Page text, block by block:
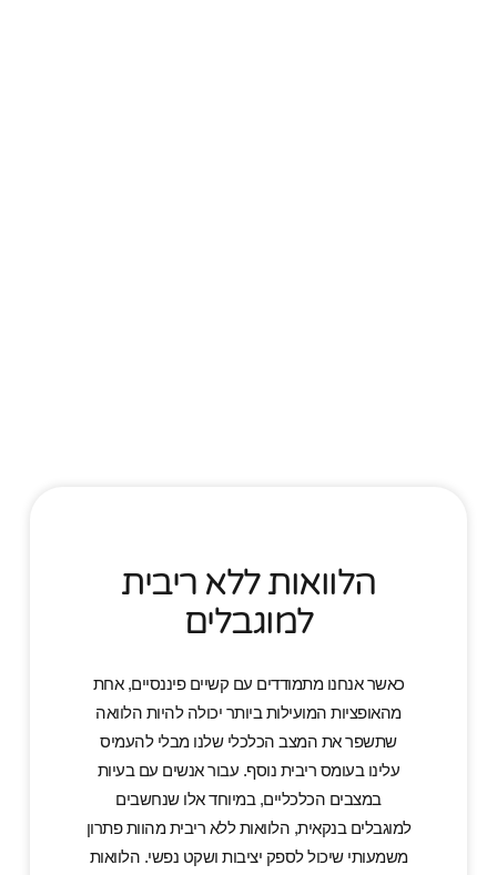
הלוואות ללא ריבית
למוגבלים
כאשר אנחנו מתמודדים עם קשיים פיננסיים, אחת
מהאופציות המועילות ביותר יכולה להיות הלוואה
שתשפר את המצב הכלכלי שלנו מבלי להעמיס
עלינו בעומס ריבית נוסף. עבור אנשים עם בעיות
במצבים הכלכליים, במיוחד אלו שנחשבים
למוגבלים בנקאית, הלוואות ללא ריבית מהוות פתרון
משמעותי שיכול לספק יציבות ושקט נפשי. הלוואות